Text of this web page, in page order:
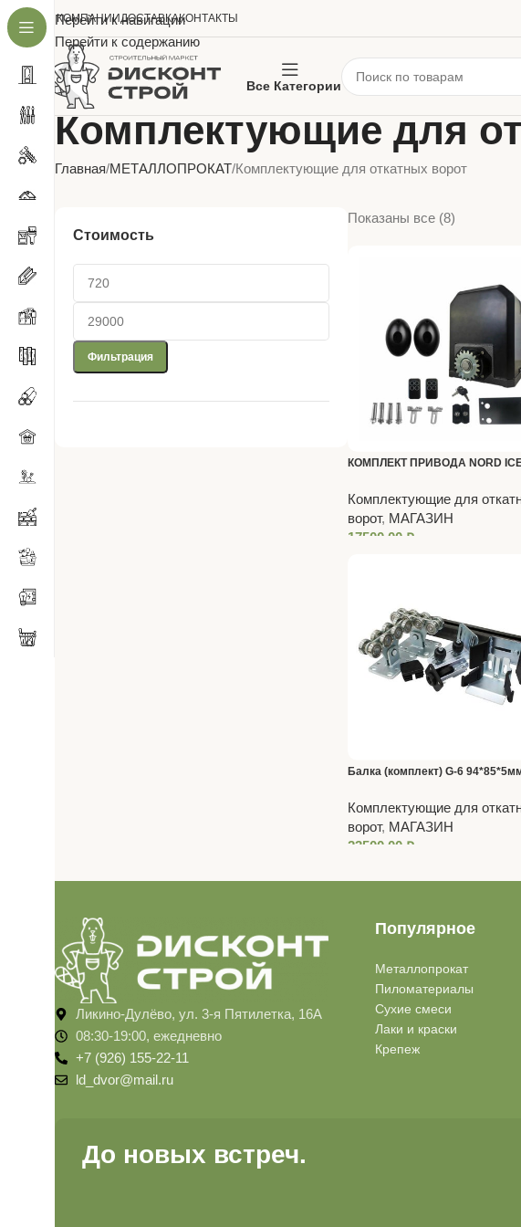
Перейти к навигации
Перейти к содержанию
О КОМПАНИИДОСТАВКАКОНТАКТЫ
Все Категории
Комплектующие для
Главная МЕТАЛЛОПРОКАТ Комплектующие для откатных ворот
Стоимость
Фильтрация
Показаны все (8)
КОМПЛЕКТ ПРИВОДА NORD
Комплектующие для
ворот, МАГАЗИН
17500,00 ₽
Балка (комплект) G-6
Комплектующие для
ворот, МАГАЗИН
23500,00 ₽
Ликино-Дулёво, ул. 3-я Пятилетка, 16А
08:30-19:00, ежедневно
+7 (926) 155-22-11
ld_dvor@mail.ru
Популярное
Металлопрокат
Пиломатериалы
Сухие смеси
Лаки и краски
Крепеж
До новых встреч.